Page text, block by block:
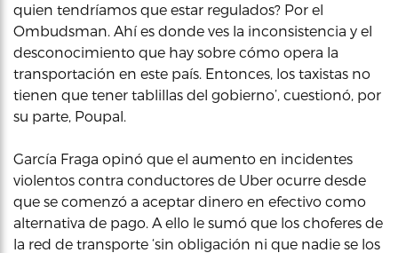
quien tendríamos que estar regulados? Por el
Ombudsman. Ahí es donde ves la inconsistencia y el
desconocimiento que hay sobre cómo opera la
transportación en este país. Entonces, los taxistas no
tienen que tener tablillas del gobierno’, cuestionó, por
su parte, Poupal.
García Fraga opinó que el aumento en incidentes
violentos contra conductores de Uber ocurre desde
que se comenzó a aceptar dinero en efectivo como
alternativa de pago. A ello le sumó que los choferes de
la red de transporte ‘sin obligación ni que nadie se los